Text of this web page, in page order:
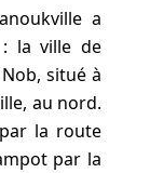
a
la ville de
situé à
au nord.
la route
par la